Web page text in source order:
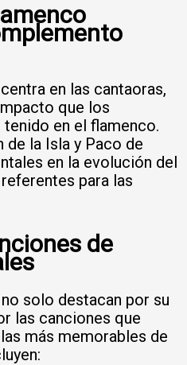
en las cantaoras,
que los
en el flamenco.
la Isla y Paco de
en la evolución del
para las
de
solo destacan por su
las canciones que
más memorables de